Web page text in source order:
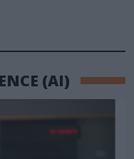
(AI)